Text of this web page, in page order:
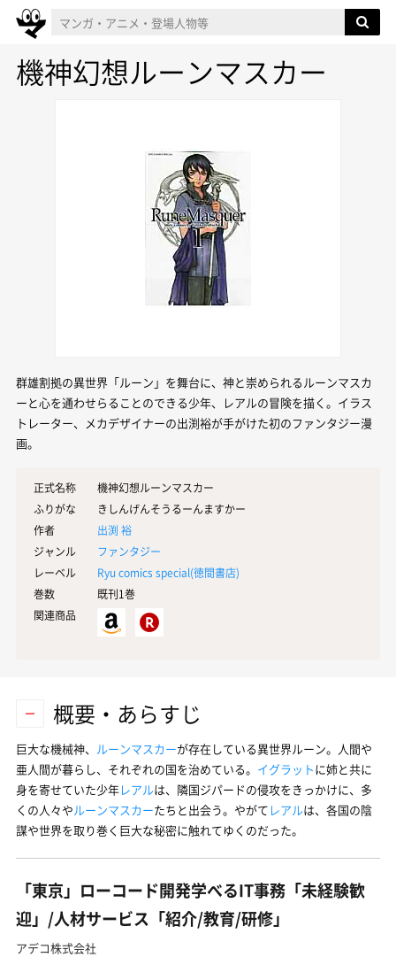
機神幻想ルーンマスカー
群雄割拠の異世界「ルーン」を舞台に、神と崇められるルーンマスカ
ーと心を通わせらることのできる少年、レアルの冒険を描く。イラス
トレーター、メカデザイナーの出渕裕が手がけた初のファンタジー漫
画。
正式名称
機神幻想ルーンマスカー
ふりがな
きしんげんそうるーんますかー
作者
出渕 裕
ジャンル
ファンタジー
レーベル
Ryu comics special(徳間書店)
巻数
既刊1巻
関連商品
概要・あらすじ
巨大な機械神、 ルーンマスカーが存在している異世界ルーン。人間や
亜人間が暮らし、それぞれの国を治めている。 イグラットに姉と共に
身を寄せていた少年レアルは、隣国ジパードの侵攻をきっかけに、多
くの人々やルーンマスカーたちと出会う。やがて レアルは、各国の陰
謀や世界を取り巻く巨大な秘密に触れてゆくのだった。
「東京」ローコード開発学べるIT事務「未経験歓
迎」/人材サービス「紹介/教育/研修」
アデコ株式会社